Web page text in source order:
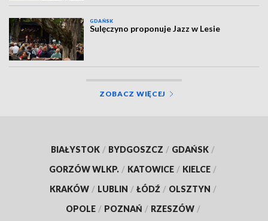
GDAŃSK
Sulęczyno proponuje Jazz w Lesie
ZOBACZ WIĘCEJ
BIAŁYSTOK / BYDGOSZCZ / GDAŃSK /
GORZÓW WLKP. / KATOWICE / KIELCE /
KRAKÓW / LUBLIN / ŁÓDŹ / OLSZTYN /
OPOLE / POZNAŃ / RZESZÓW /